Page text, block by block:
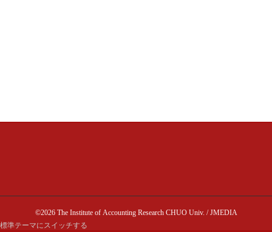
©2026 The Institute of Accounting Research CHUO Univ. / JMEDIA
標準テーマにスイッチする